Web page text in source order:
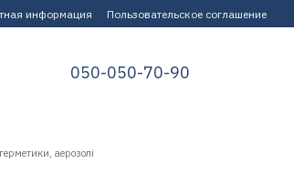
информация Пользовательское соглашение
050-050-70-90
аерозолі